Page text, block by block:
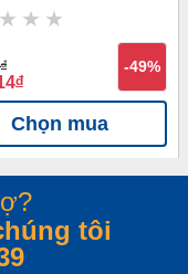
59449 MESON 9W
đ
đ
-49%
Chọn mua
tôi